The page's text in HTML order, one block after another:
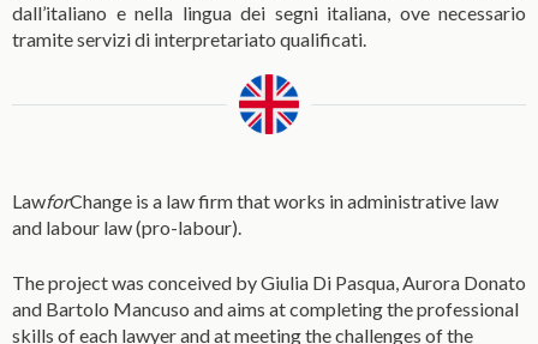
dall’italiano e nella lingua dei segni italiana, ove necessario
tramite servizi di interpretariato qualificati.
LawforChange is a law firm that works in administrative law
and labour law (pro-labour).
The project was conceived by Giulia Di Pasqua, Aurora Donato
and Bartolo Mancuso and aims at completing the professional
skills of each lawyer and at meeting the challenges of the